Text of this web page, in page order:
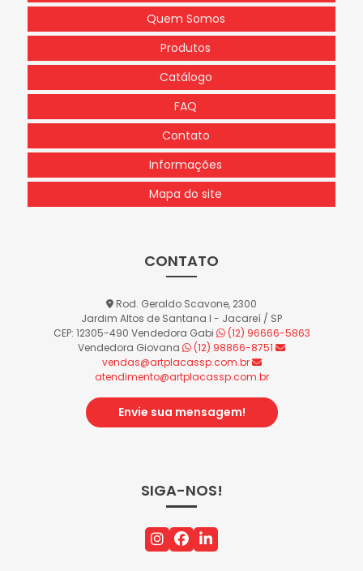
Quem Somos
Produtos
Catálogo
FAQ
Contato
Informações
Mapa do site
CONTATO
Rod. Geraldo Scavone, 2300
Jardim Altos de Santana I - Jacareí / SP
CEP: 12305-490 Vendedora Gabi
(12) 96666-5863
Vendedora Giovana
(12) 98866-8751
vendas@artplacassp.com.br
atendimento@artplacassp.com.br
Envie sua mensagem!
SIGA-NOS!